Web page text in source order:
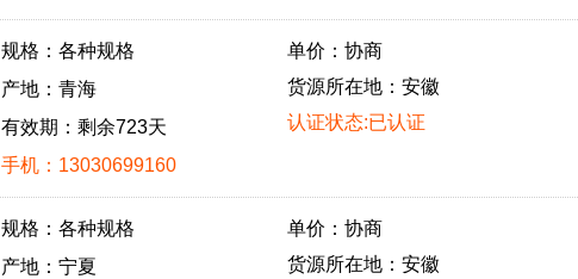
规格：各种规格
产地：青海
有效期：剩余723天
手机：13030699160
单价：协商
货源所在地：安徽
认证状态:已认证
规格：各种规格
产地：宁夏
单价：协商
货源所在地：安徽